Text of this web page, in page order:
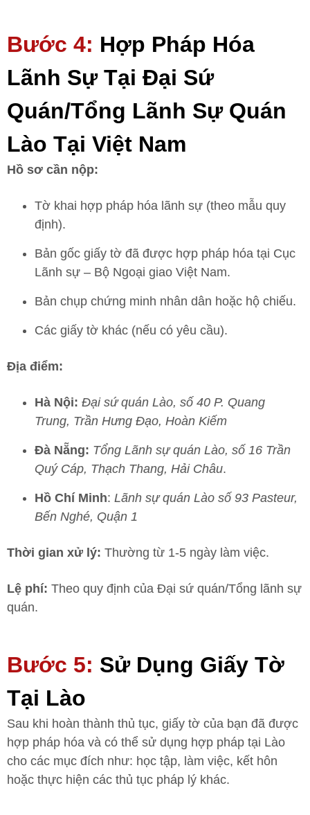
Bước 4: Hợp Pháp Hóa
Lãnh Sự Tại Đại Sứ
Quán/Tổng Lãnh Sự Quán
Lào Tại Việt Nam
Hồ sơ cần nộp:
Tờ khai hợp pháp hóa lãnh sự (theo mẫu quy
định).
Bản gốc giấy tờ đã được hợp pháp hóa tại Cục
Lãnh sự – Bộ Ngoại giao Việt Nam.
Bản chụp chứng minh nhân dân hoặc hộ chiếu.
Các giấy tờ khác (nếu có yêu cầu).
Địa điểm:
Hà Nội: Đại sứ quán Lào, số 40 P. Quang
Trung, Trần Hưng Đạo, Hoàn Kiếm
Đà Nẵng: Tổng Lãnh sự quán Lào, số 16 Trần
Quý Cáp, Thạch Thang, Hải Châu.
Hồ Chí Minh: Lãnh sự quán Lào số 93 Pasteur,
Bến Nghé, Quận 1
Thời gian xử lý: Thường từ 1-5 ngày làm việc.
Lệ phí: Theo quy định của Đại sứ quán/Tổng lãnh sự
quán.
Bước 5: Sử Dụng Giấy Tờ
Tại Lào
Sau khi hoàn thành thủ tục, giấy tờ của bạn đã được
hợp pháp hóa và có thể sử dụng hợp pháp tại Lào
cho các mục đích như: học tập, làm việc, kết hôn
hoặc thực hiện các thủ tục pháp lý khác.